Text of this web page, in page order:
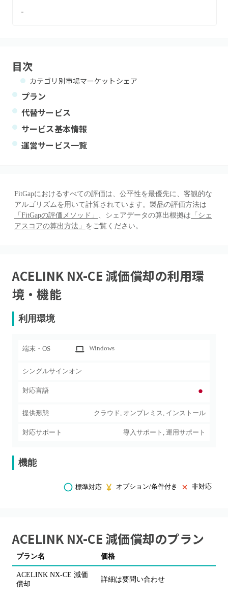
-
目次
カテゴリ別市場マーケットシェア
プラン
代替サービス
サービス基本情報
運営サービス一覧
FitGapにおけるすべての評価は、公平性を最優先に、客観的な
アルゴリズムを用いて計算されています。製品の評価方法は
「FitGapの評価メソッド」 、シェアデータの算出根拠は 「シェ
アスコアの算出方法」 をご覧ください。
ACELINK NX-CE 減価償却の利用環
境・機能
利用環境
端末・OS Windows
シングルサインオン
対応言語
提供形態 クラウド, オンプレミス, インストール
対応サポート 導入サポート, 運用サポート
機能
標準対応 オプション/条件付き 非対応
ACELINK NX-CE 減価償却のプラン
プラン名 価格
ACELINK NX-CE 減価
償却
詳細は要問い合わせ